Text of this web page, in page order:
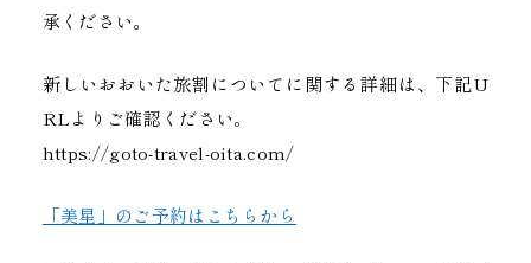
承ください。
新しいおおいた旅割についてに関する詳細は、下記U
RLよりご確認ください。
https://goto-travel-oita.com/
「美星」のご予約はこちらから